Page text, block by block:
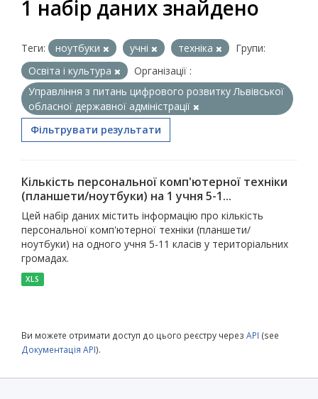
1 набір даних знайдено
Теги: ноутбуки учні техніка
Групи:
Освіта і культура
Організації :
Управління з питань цифрового розвитку Львівської
обласної державної адміністрації
Фільтрувати результати
Кількість персональної комп'ютерної техніки
(планшети/ноутбуки) на 1 учня 5-1...
Цей набір даних містить інформацію про кількість
персональної комп'ютерної техніки (планшети/
ноутбуки) на одного учня 5-11 класів у територіальних
громадах.
XLS
Ви можете отримати доступ до цього реєстру через API (see
Документація API).